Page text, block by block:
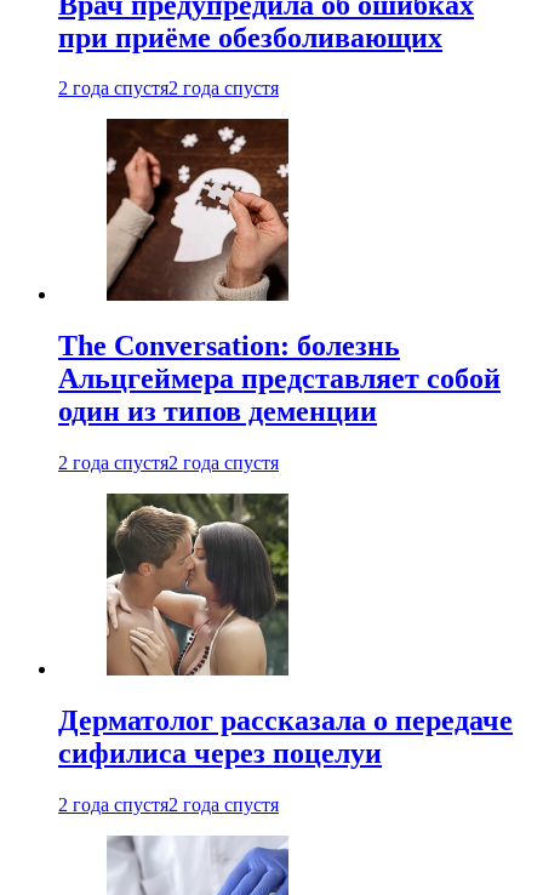
при приëме обезболивающих
2 года спустя2 года спустя
The Conversation: болезнь
Альцгеймера представляет собой
один из типов деменции
2 года спустя2 года спустя
Дерматолог рассказала о передаче
сифилиса через поцелуи
2 года спустя2 года спустя